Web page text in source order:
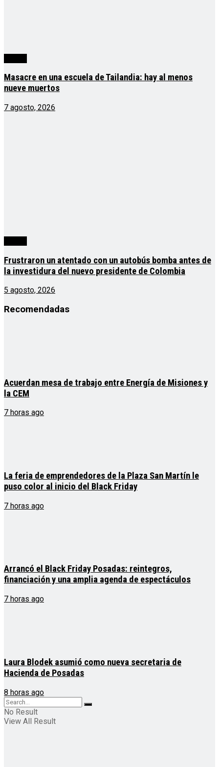
Masacre en una escuela de Tailandia: hay al menos
nueve muertos
7 agosto, 2026
Frustraron un atentado con un autobús bomba antes de
la investidura del nuevo presidente de Colombia
5 agosto, 2026
Recomendadas
Acuerdan mesa de trabajo entre Energía de Misiones y
la CEM
7 horas ago
La feria de emprendedores de la Plaza San Martín le
puso color al inicio del Black Friday
7 horas ago
Arrancó el Black Friday Posadas: reintegros,
financiación y una amplia agenda de espectáculos
7 horas ago
Laura Blodek asumió como nueva secretaria de
Hacienda de Posadas
8 horas ago
No Result
View All Result